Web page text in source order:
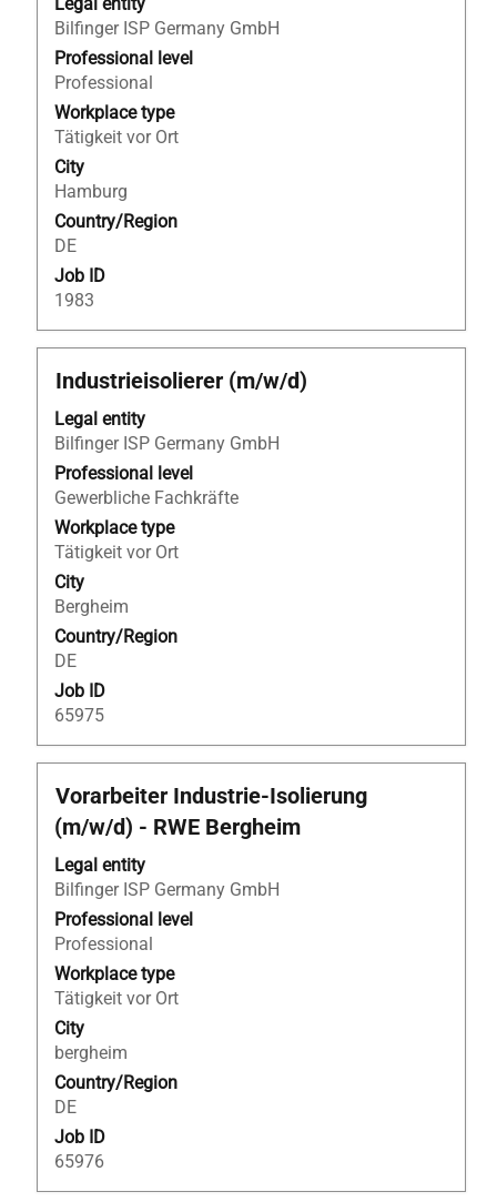
Bilfinger ISP Germany GmbH
Professional level
Professional
Workplace type
Tätigkeit vor Ort
City
Hamburg
Country/Region
DE
Job ID
1983
to
view
the
full
contents
of
the
job
information.
Title
Industrieisolierer (m/w/d)
Legal entity
Bilfinger ISP Germany GmbH
Professional level
Gewerbliche Fachkräfte
Workplace type
Tätigkeit vor Ort
City
Bergheim
Country/Region
DE
Job ID
65975
Select
space
bar
to
view
the
full
contents
of
the
job
information.
Title
Vorarbeiter Industrie-Isolierung
(m/w/d) - RWE Bergheim
Legal entity
Bilfinger ISP Germany GmbH
Professional level
Professional
Workplace type
Tätigkeit vor Ort
City
bergheim
Country/Region
DE
Job ID
65976
Select
with
space
bar
to
view
the
full
contents
of
the
job
information.